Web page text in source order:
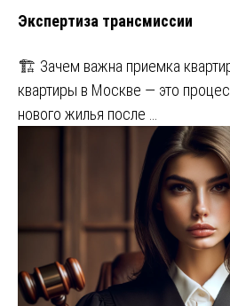
Экспертиза трансмиссии
🏗️ Зачем важна приемка
квартиры в Москве — это
нового жилья после …